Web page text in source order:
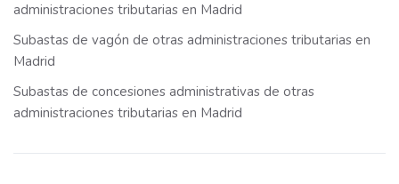
administraciones tributarias en Madrid
Subastas de vagón de otras administraciones tributarias en
Madrid
Subastas de concesiones administrativas de otras
administraciones tributarias en Madrid